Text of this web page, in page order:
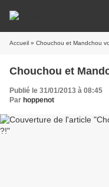
Accueil » Chouchou et Mandchou
Chouchou et
Publié le 31/01/2013 à 08:45
Par hoppenot